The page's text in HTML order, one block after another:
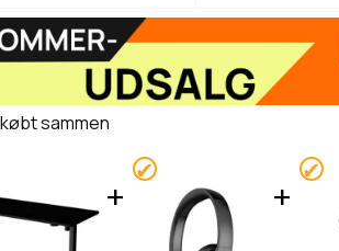
sammen